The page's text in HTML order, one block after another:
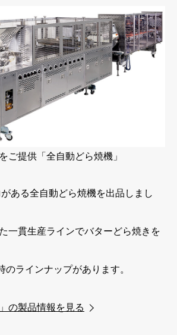
ご提供「全自動どら焼機」
ある全自動どら焼機を出品しまし
一貫生産ラインでバターどら焼きを
のラインナップがあります。
の製品情報を見る